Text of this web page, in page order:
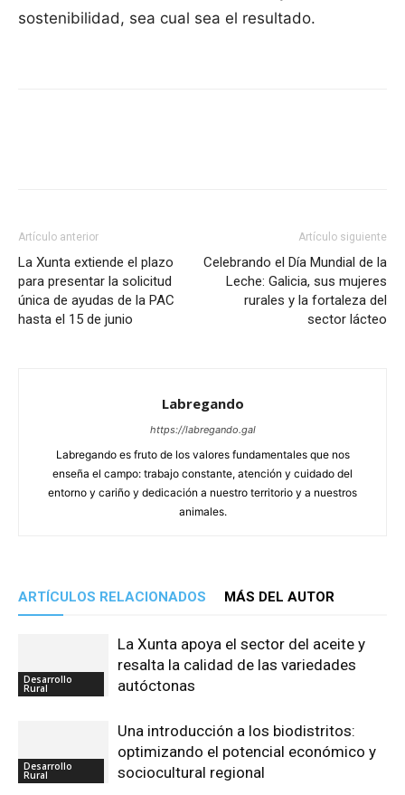
sostenibilidad, sea cual sea el resultado.
Artículo anterior
La Xunta extiende el plazo
para presentar la solicitud
única de ayudas de la PAC
hasta el 15 de junio
Artículo siguiente
Celebrando el Día Mundial de la
Leche: Galicia, sus mujeres
rurales y la fortaleza del
sector lácteo
Labregando
https://labregando.gal
Labregando es fruto de los valores fundamentales que nos
enseña el campo: trabajo constante, atención y cuidado del
entorno y cariño y dedicación a nuestro territorio y a nuestros
animales.
ARTÍCULOS RELACIONADOS MÁS DEL AUTOR
Desarrollo
Rural
La Xunta apoya el sector del aceite y
resalta la calidad de las variedades
autóctonas
Desarrollo
Rural
Una introducción a los biodistritos:
optimizando el potencial económico y
sociocultural regional